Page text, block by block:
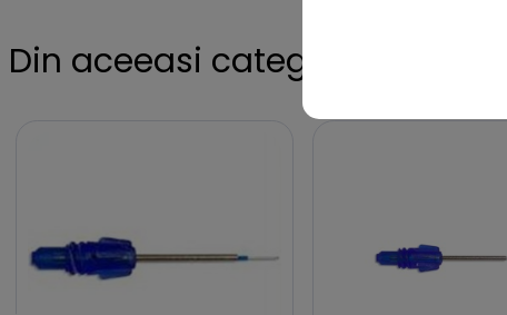
Din aceeasi categorie